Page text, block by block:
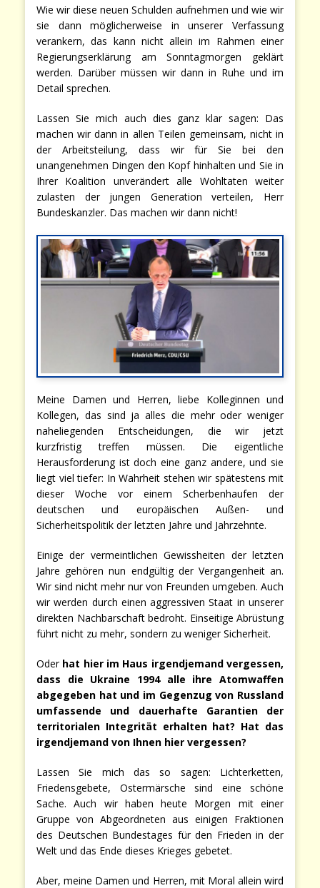
Wie wir diese neuen Schulden aufnehmen und wie wir
sie dann möglicherweise in unserer Verfassung
verankern, das kann nicht allein im Rahmen einer
Regierungserklärung am Sonntagmorgen geklärt
werden. Darüber müssen wir dann in Ruhe und im
Detail sprechen.
Lassen Sie mich auch dies ganz klar sagen: Das
machen wir dann in allen Teilen gemeinsam, nicht in
der Arbeitsteilung, dass wir für Sie bei den
unangenehmen Dingen den Kopf hinhalten und Sie in
Ihrer Koalition unverändert alle Wohltaten weiter
zulasten der jungen Generation verteilen, Herr
Bundeskanzler. Das machen wir dann nicht!
Meine Damen und Herren, liebe Kolleginnen und
Kollegen, das sind ja alles die mehr oder weniger
naheliegenden Entscheidungen, die wir jetzt
kurzfristig treffen müssen. Die eigentliche
Herausforderung ist doch eine ganz andere, und sie
liegt viel tiefer: In Wahrheit stehen wir spätestens mit
dieser Woche vor einem Scherbenhaufen der
deutschen und europäischen Außen- und
Sicherheitspolitik der letzten Jahre und Jahrzehnte.
Einige der vermeintlichen Gewissheiten der letzten
Jahre gehören nun endgültig der Vergangenheit an.
Wir sind nicht mehr nur von Freunden umgeben. Auch
wir werden durch einen aggressiven Staat in unserer
direkten Nachbarschaft bedroht. Einseitige Abrüstung
führt nicht zu mehr, sondern zu weniger Sicherheit.
Oder hat hier im Haus irgendjemand vergessen,
dass die Ukraine 1994 alle ihre Atomwaffen
abgegeben hat und im Gegenzug von Russland
umfassende und dauerhafte Garantien der
territorialen Integrität erhalten hat? Hat das
irgendjemand von Ihnen hier vergessen?
Lassen Sie mich das so sagen: Lichterketten,
Friedensgebete, Ostermärsche sind eine schöne
Sache. Auch wir haben heute Morgen mit einer
Gruppe von Abgeordneten aus einigen Fraktionen
des Deutschen Bundestages für den Frieden in der
Welt und das Ende dieses Krieges gebetet.
Aber, meine Damen und Herren, mit Moral allein wird